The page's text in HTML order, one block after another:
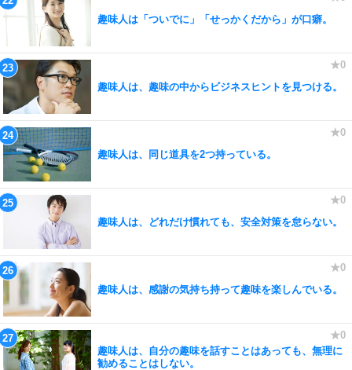
趣味人は「ついでに」「せっかくだから」が口癖。
趣味人は、趣味の中からビジネスヒントを見つける。
趣味人は、同じ道具を2つ持っている。
趣味人は、どれだけ慣れても、安全対策を怠らない。
趣味人は、感謝の気持ち持って趣味を楽しんでいる。
趣味人は、自分の趣味を話すことはあっても、無理に
勧めることはしない。